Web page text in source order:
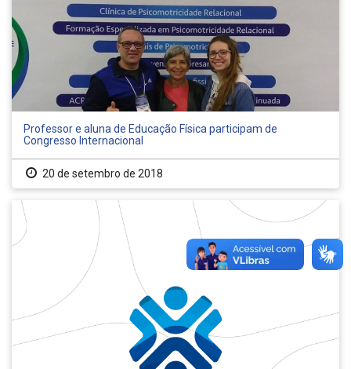
Professor e aluna de Educação Física participam de
Congresso Internacional
20 de setembro de 2018